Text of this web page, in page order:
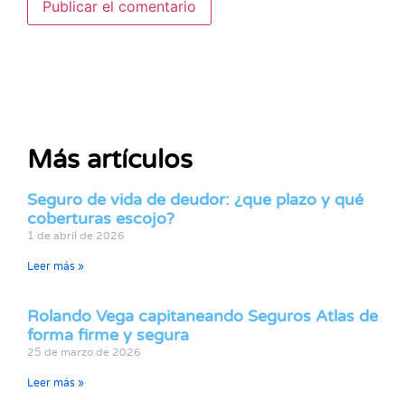
Más artículos
Seguro de vida de deudor: ¿que plazo y qué
coberturas escojo?
1 de abril de 2026
Leer más »
Rolando Vega capitaneando Seguros Atlas de
forma firme y segura
25 de marzo de 2026
Leer más »